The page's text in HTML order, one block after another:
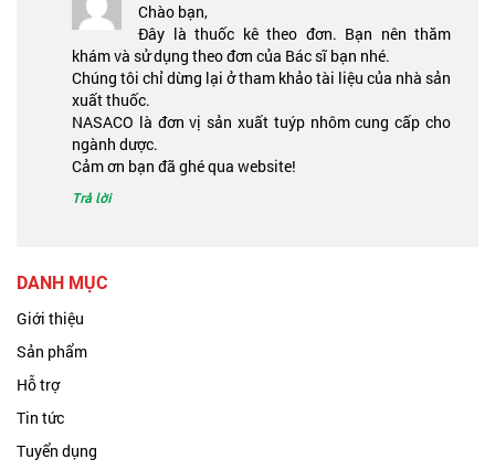
Chào bạn,
Đây là thuốc kê theo đơn. Bạn nên thăm
khám và sử dụng theo đơn của Bác sĩ bạn nhé.
Chúng tôi chỉ dừng lại ở tham khảo tài liệu của nhà sản
xuất thuốc.
NASACO là đơn vị sản xuất tuýp nhôm cung cấp cho
ngành dược.
Cảm ơn bạn đã ghé qua website!
Trả lời
DANH MỤC
Giới thiệu
Sản phẩm
Hỗ trợ
Tin tức
Tuyển dụng